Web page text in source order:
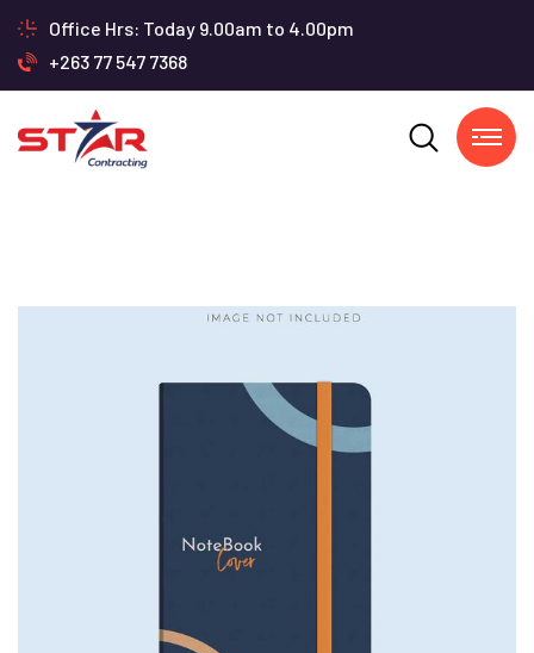
Office Hrs: Today 9.00am to 4.00pm
+263 77 547 7368